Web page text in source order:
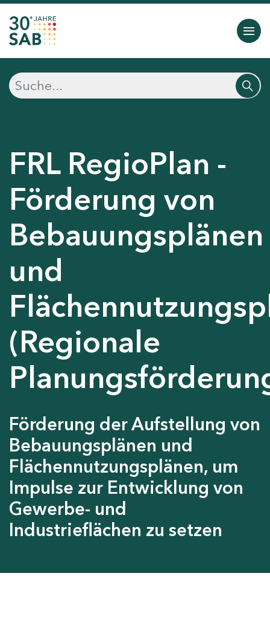
FRL RegioPlan -
Förderung von
Bebauungsplänen
und
(Regionale
Förderung der Aufstellung von
Bebauungsplänen und
Flächennutzungsplänen, um
Impulse zur Entwicklung von
Gewerbe- und
Industrieflächen zu setzen